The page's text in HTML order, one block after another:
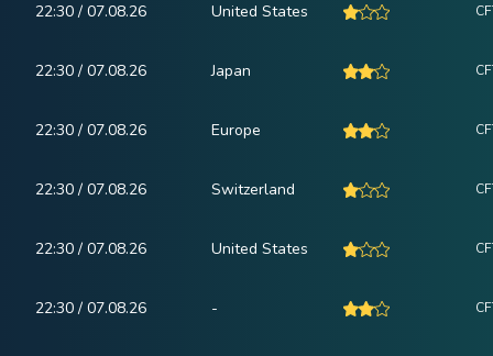
22:30 / 07.08.26 United States
22:30 / 07.08.26 Japan
22:30 / 07.08.26 Europe
22:30 / 07.08.26 Switzerland
22:30 / 07.08.26 United States
22:30 / 07.08.26 -